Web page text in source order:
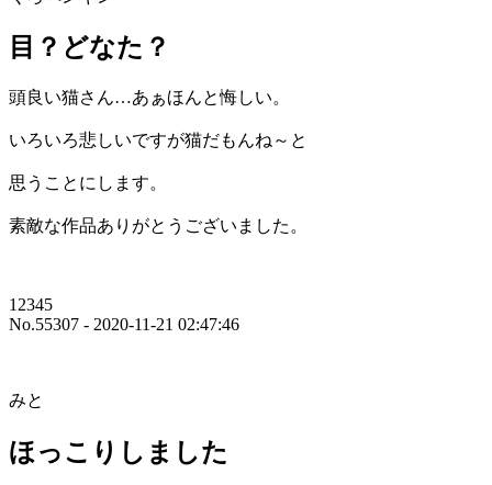
目？どなた？
頭良い猫さん…あぁほんと悔しい。
いろいろ悲しいですが猫だもんね～と
思うことにします。
素敵な作品ありがとうございました。
12345
No.55307 - 2020-11-21 02:47:46
みと
ほっこりしました